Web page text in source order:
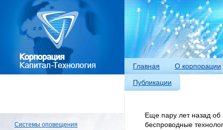
Главная О корпорации
Публикации
Системы оповещения
Еще пару лет назад об
беспроводные